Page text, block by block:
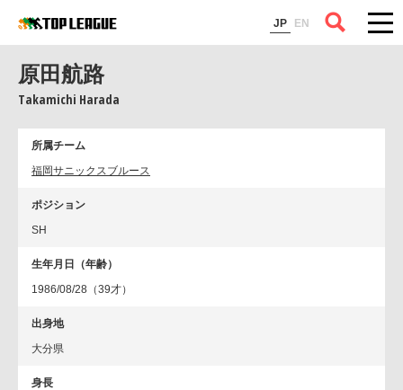
JP EN
コラム
原田航路
Takamichi Harada
所属チーム
福岡サニックスブルース
ポジション
SH
生年月日（年齢）
1986/08/28（39才）
出身地
大分県
身長